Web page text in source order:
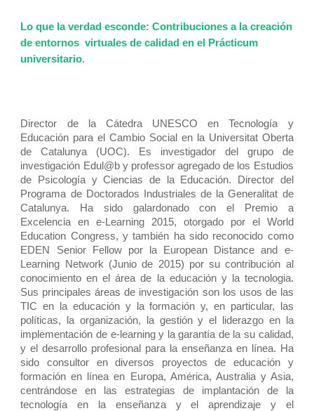
Lo que la verdad esconde: Contribuciones a la creación
de entornos virtuales de calidad en el Prácticum
universitario.
Director de la Cátedra UNESCO en Tecnología y
Educación para el Cambio Social en la Universitat Oberta
de Catalunya (UOC). Es investigador del grupo de
investigación Edul@b y professor agregado de los Estudios
de Psicología y Ciencias de la Educación. Director del
Programa de Doctorados Industriales de la Generalitat de
Catalunya. Ha sido galardonado con el Premio a
Excelencia en e-Learning 2015, otorgado por el World
Education Congress, y también ha sido reconocido como
EDEN Senior Fellow por la European Distance and e-
Learning Network (Junio de 2015) por su contribución al
conocimiento en el área de la educación y la tecnologia.
Sus principales áreas de investigación son los usos de las
TIC en la educación y la formación y, en particular, las
políticas, la organización, la gestión y el liderazgo en la
implementación de e-learning y la garantía de la su calidad,
y el desarrollo profesional para la enseñanza en línea. Ha
sido consultor en diversos proyectos de educación y
formación en línea en Europa, América, Australia y Asia,
centrándose en las estrategias de implantación de la
tecnología en la enseñanza y el aprendizaje y el